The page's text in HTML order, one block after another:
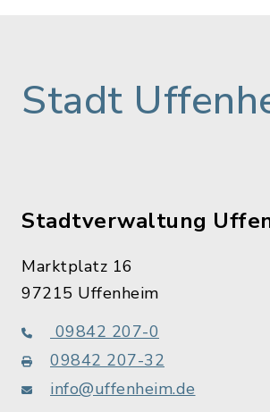
Stadt
Stadtverwaltung
Marktplatz 16
97215 Uffenheim
09842 207-0
09842 207-32
info@uffenheim.de